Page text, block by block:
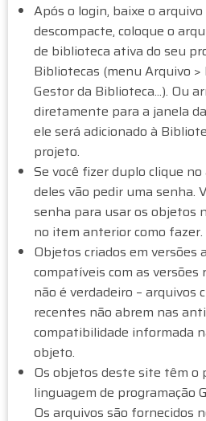
M
Após o login, baixe o arquivo
descompacte, coloque o
de biblioteca ativa do seu
Bibliotecas (menu Arquivo
Gestor da Biblioteca...). Ou
diretamente para a janela
ele será adicionado à
projeto.
Se você fizer duplo clique
deles vão pedir uma senha.
senha para usar os objetos
no item anterior como fazer.
Objetos criados em
compatíveis com as versões
não é verdadeiro – arquivos
recentes não abrem nas
compatibilidade informada
objeto.
Os objetos deste site têm
linguagem de programação
Os arquivos são fornecidos